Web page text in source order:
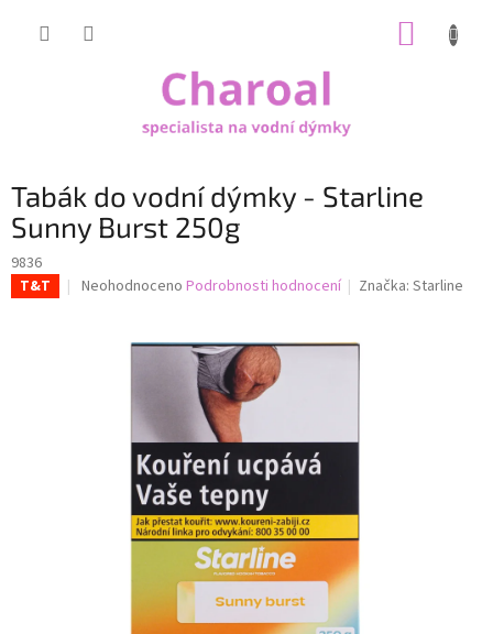
Tabák do vodní dýmky - Starline
Sunny Burst 250g
9836
T&T
Průměrné
hvězdiček.
Neohodnoceno Podrobnosti hodnocení Značka:Starline